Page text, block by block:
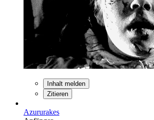
Inhalt melden
Zitieren
Azururakes